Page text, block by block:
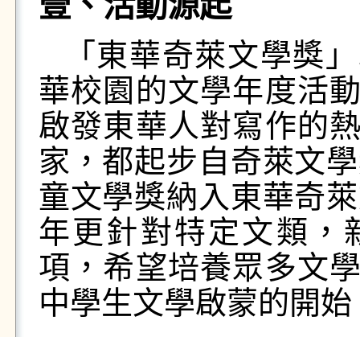
「東華奇萊文學獎
華校園的文學年度活
啟發東華人對寫作的
家，都起步自奇萊文
童文學獎納入東華奇
年更針對特定文類，
項，希望培養眾多文
中學生文學啟蒙的開始